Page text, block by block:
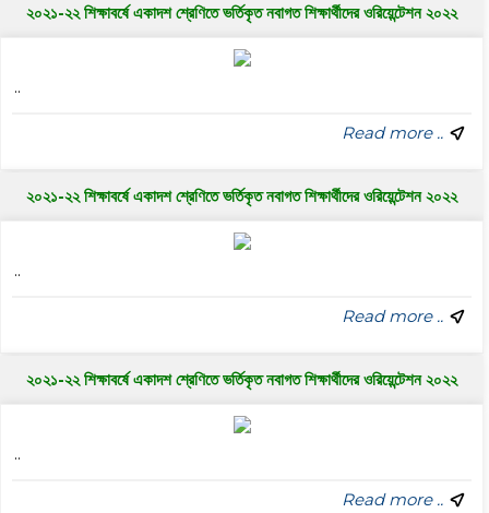
২০২১-২২ শিক্ষাবর্ষে একাদশ শ্রেণিতে ভর্তিকৃত নবাগত শিক্ষার্থীদের ওরিয়েন্টেশন ২০২২
..
Read more ..
২০২১-২২ শিক্ষাবর্ষে একাদশ শ্রেণিতে ভর্তিকৃত নবাগত শিক্ষার্থীদের ওরিয়েন্টেশন ২০২২
..
Read more ..
২০২১-২২ শিক্ষাবর্ষে একাদশ শ্রেণিতে ভর্তিকৃত নবাগত শিক্ষার্থীদের ওরিয়েন্টেশন ২০২২
..
Read more ..